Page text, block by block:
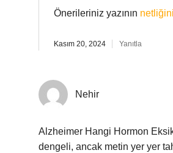
Önerileriniz yazının netliğini
Kasım 20, 2024 Yanıtla
Nehir
Alzheimer Hangi Hormon
dengeli, ancak metin yer yer